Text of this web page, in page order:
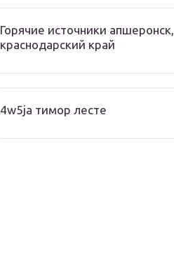
Горячие источники апшеронск,
краснодарский край
4w5ja тимор лесте